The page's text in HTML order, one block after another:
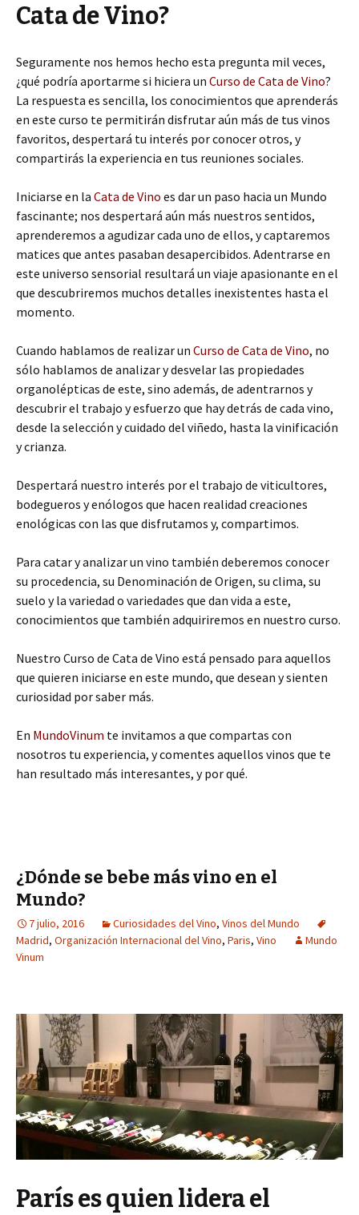
Cata de Vino?
Seguramente nos hemos hecho esta pregunta mil veces,
¿qué podría aportarme si hiciera un Curso de Cata de Vino?
La respuesta es sencilla, los conocimientos que aprenderás
en este curso te permitirán disfrutar aún más de tus vinos
favoritos, despertará tu interés por conocer otros, y
compartirás la experiencia en tus reuniones sociales.
Iniciarse en la Cata de Vino es dar un paso hacia un Mundo
fascinante; nos despertará aún más nuestros sentidos,
aprenderemos a agudizar cada uno de ellos, y captaremos
matices que antes pasaban desapercibidos. Adentrarse en
este universo sensorial resultará un viaje apasionante en el
que descubriremos muchos detalles inexistentes hasta el
momento.
Cuando hablamos de realizar un Curso de Cata de Vino, no
sólo hablamos de analizar y desvelar las propiedades
organolépticas de este, sino además, de adentrarnos y
descubrir el trabajo y esfuerzo que hay detrás de cada vino,
desde la selección y cuidado del viñedo, hasta la vinificación
y crianza.
Despertará nuestro interés por el trabajo de viticultores,
bodegueros y enólogos que hacen realidad creaciones
enológicas con las que disfrutamos y, compartimos.
Para catar y analizar un vino también deberemos conocer
su procedencia, su Denominación de Origen, su clima, su
suelo y la variedad o variedades que dan vida a este,
conocimientos que también adquiriremos en nuestro curso.
Nuestro Curso de Cata de Vino está pensado para aquellos
que quieren iniciarse en este mundo, que desean y sienten
curiosidad por saber más.
En MundoVinum te invitamos a que compartas con
nosotros tu experiencia, y comentes aquellos vinos que te
han resultado más interesantes, y por qué.
¿Dónde se bebe más vino en el
Mundo?
7 julio, 2016 Curiosidades del Vino, Vinos del Mundo
Madrid, Organización Internacional del Vino, Paris, Vino
Mundo
Vinum
París es quien lidera el